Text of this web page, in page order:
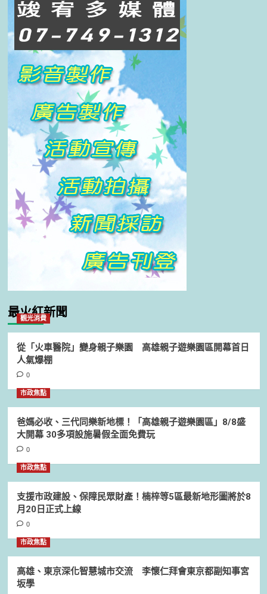
最火紅新聞
觀光消費
從「火車醫院」變身親子樂園 高雄親子遊樂園區開幕首日
人氣爆棚
0
市政焦點
爸媽必收、三代同樂新地標！「高雄親子遊樂園區」8/8盛
大開幕 30多項設施暑假全面免費玩
0
市政焦點
支援市政建設、保障民眾財產！楠梓等5區最新地形圖將於8
月20日正式上線
0
市政焦點
高雄、東京深化智慧城市交流 李懷仁拜會東京都副知事宮
坂學